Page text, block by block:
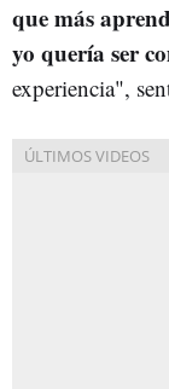
que más
yo quería ser
experiencia",